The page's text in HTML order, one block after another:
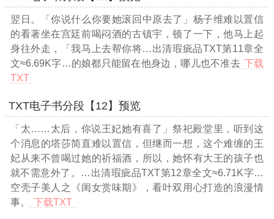
翌日。「你说什么你要她滚回中原去了」杨子维难以置信
的看著坐在宫廷前喝闷酒的古镇宇，顿了一下，他马上起
身往外走，「我马上去帮你将…出清瑕疵品TXT第11章全
文≈6.69K字…的娘都只能留在他身边，哪儿也不准去 下载
TXT
TXT电子书分段【12】预览
「太……太后，你说王妃她有喜了」祭祀殿堂里，听到这
个消息的塔莎简直难以置信，但继而一想，这个难缠的王
妃从来不曾喝过她的祈福酒，所以，她怀有大王的孩子也
就不需意外了。 …出清瑕疵品TXT第12章全文≈6.71K字…
空壳子美人之《闺女赏味期》，看叶双用心打造的浪漫情
事。
下载TXT